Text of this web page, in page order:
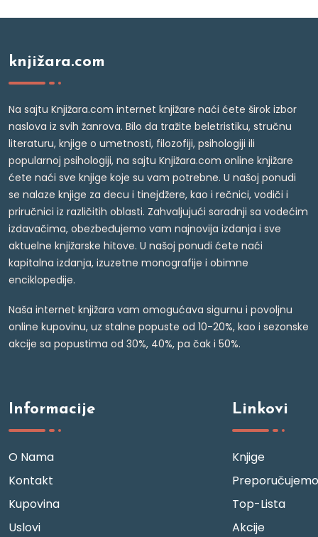
knjižara.com
Na sajtu Knjižara.com internet knjižare naći ćete širok izbor
naslova iz svih žanrova. Bilo da tražite beletristiku, stručnu
literaturu, knjige o umetnosti, filozofiji, psihologiji ili
popularnoj psihologiji, na sajtu Knjižara.com online knjižare
ćete naći sve knjige koje su vam potrebne. U našoj ponudi
se nalaze knjige za decu i tinejdžere, kao i rečnici, vodiči i
priručnici iz različitih oblasti. Zahvaljujući saradnji sa vodećim
izdavačima, obezbeđujemo vam najnovija izdanja i sve
aktuelne knjižarske hitove. U našoj ponudi ćete naći
kapitalna izdanja, izuzetne monografije i obimne
enciklopedije.
Naša internet knjižara vam omogućava sigurnu i povoljnu
online kupovinu, uz stalne popuste od 10-20%, kao i sezonske
akcije sa popustima od 30%, 40%, pa čak i 50%.
Informacije
O Nama
Kontakt
Kupovina
Uslovi
Linkovi
Knjige
Preporučujemo
Top-Lista
Akcije